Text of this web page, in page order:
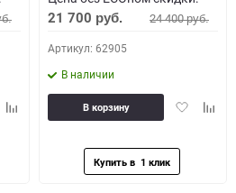
Добавить
21 700 руб. 24 400руб.
Артикул: 62905
В наличии
Добавить
В корзину